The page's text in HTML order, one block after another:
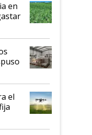
en
el